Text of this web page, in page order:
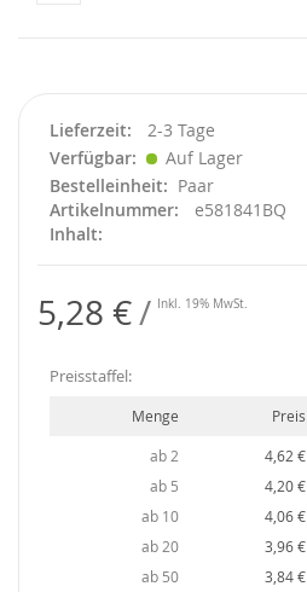
Lieferzeit
2-3 Tage
Verfügbar
Auf Lager
Bestelleinheit
Paar
Artikelnummer
e581841BQ
Inhalt
5,28 € Inkl. 19% MwSt.
Preisstaffel:
Menge Preis
ab 2 4,62 €
ab 5
4,20 €
ab 10
4,06 €
ab 20
3,96 €
ab 50
3,84 €